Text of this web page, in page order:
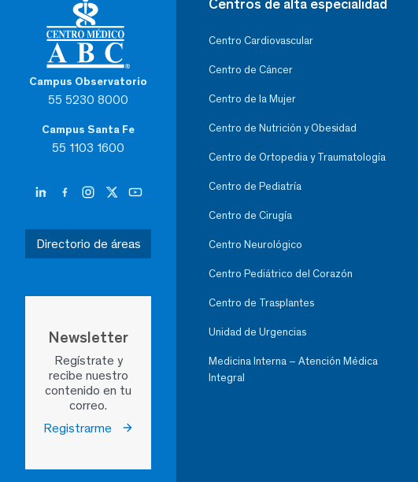
Campus Observatorio
55 5230 8000
Campus Santa Fe
55 1103 1600
Directorio de áreas
Newsletter
Regístrate y
recibe nuestro
contenido en tu
correo.
Registrarme
Centros de alta especialidad
Centro Cardiovascular
Centro de Cáncer
Centro de la Mujer
Centro de Nutrición y Obesidad
Centro de Ortopedia y Traumatología
Centro de Pediatría
Centro de Cirugía
Centro Neurológico
Centro Pediátrico del Corazón
Centro de Trasplantes
Unidad de Urgencias
Medicina Interna – Atención Médica
Integral